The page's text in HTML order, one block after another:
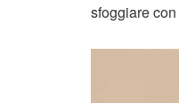
sfoggiare con